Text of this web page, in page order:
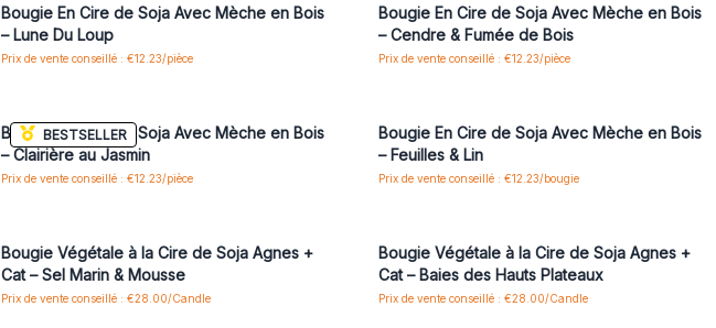
Bougie En Cire de Soja Avec Mèche en Bois
– Lune Du Loup
Prix de vente conseillé : €12.23/pièce
Bougie En Cire de Soja Avec Mèche en Bois
– Cendre & Fumée de Bois
Prix de vente conseillé : €12.23/pièce
BESTSELLER
Bougie En Cire de Soja Avec Mèche en Bois
– Clairière au Jasmin
Prix de vente conseillé : €12.23/pièce
Bougie En Cire de Soja Avec Mèche en Bois
– Feuilles & Lin
Prix de vente conseillé : €12.23/bougie
Bougie Végétale à la Cire de Soja Agnes +
Cat – Sel Marin & Mousse
Prix de vente conseillé : €28.00/Candle
Bougie Végétale à la Cire de Soja Agnes +
Cat – Baies des Hauts Plateaux
Prix de vente conseillé : €28.00/Candle